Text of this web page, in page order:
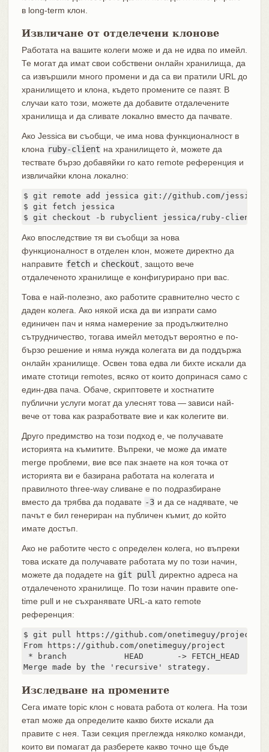
в long-term клон.
Извличане от отделечени клонове
Работата на вашите колеги може и да не идва по имейл.
Те могат да имат свои собствени онлайн хранилища, да
са извършили много промени и да са ви пратили URL до
хранилището и клона, където промените се пазят. В
случаи като този, можете да добавите отдалечените
хранилища и да сливате локално вместо да пачвате.
Ако Jessica ви съобщи, че има нова функционалност в
клона ruby-client на хранилището ѝ, можете да
тествате бързо добавяйки го като remote референция и
извличайки клона локално:
$ git remote add jessica git://github.com/jessica/
$ git fetch jessica
$ git checkout -b rubyclient jessica/ruby-client
Ако впоследствие тя ви съобщи за нова
функционалност в отделен клон, можете директно да
направите fetch и checkout
, защото вече
отдалеченото хранилище е конфигурирано при вас.
Това е най-полезно, ако работите сравнително често с
даден колега. Ако някой иска да ви изпрати само
единичен пач и няма намерение за продължително
сътрудничество, тогава имейл методът вероятно е по-
бързо решение и няма нужда колегата ви да поддържа
онлайн хранилище. Освен това едва ли бихте искали да
имате стотици remotes, всяко от които допринася само с
един-два пача. Обаче, скриптовете и хостнатите
публични услуги могат да улеснят това — зависи най-
вече от това как разработвате вие и как колегите ви.
Друго предимство на този подход е, че получавате
историята на къмитите. Въпреки, че може да имате
merge проблеми, вие все пак знаете на коя точка от
историята ви е базирана работата на колегата и
правилното three-way сливане е по подразбиране
вместо да трябва да подавате -3 и да се надявате, че
пачът е бил генериран на публичен къмит, до който
имате достъп.
Ако не работите често с определен колега, но въпреки
това искате да получавате работата му по този начин,
можете да подадете на git pull директно адреса на
отдалеченото хранилище. По този начин правите one-
time pull и не съхранявате URL-а като remote
референция:
$ git pull https://github.com/onetimeguy/project
From https://github.com/onetimeguy/project
* branch            HEAD       -> FETCH_HEAD
Merge made by the 'recursive' strategy.
Изследване на промените
Сега имате topic клон с новата работа от колега. На този
етап може да определите какво бихте искали да
правите с нея. Тази секция преглежда няколко команди,
които ви помагат да разберете какво точно ще бъде